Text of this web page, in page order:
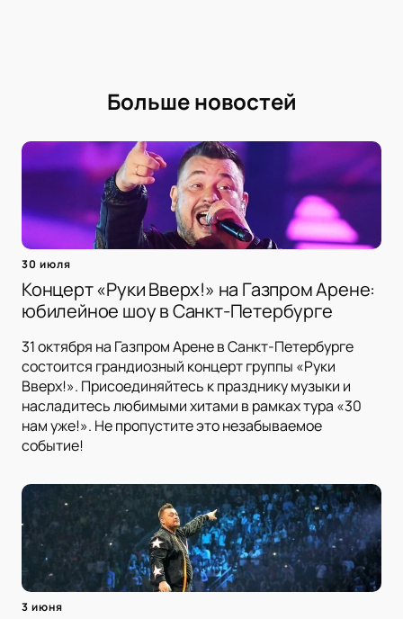
Больше новостей
30 июля
Концерт «Руки Вверх!» на Газпром Арене:
юбилейное шоу в Санкт-Петербурге
31 октября на Газпром Арене в Санкт-Петербурге
состоится грандиозный концерт группы «Руки
Вверх!». Присоединяйтесь к празднику музыки и
насладитесь любимыми хитами в рамках тура «30
нам уже!». Не пропустите это незабываемое
событие!
3 июня